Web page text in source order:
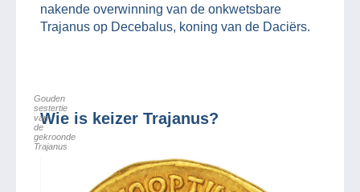
nakende overwinning van de onkwetsbare
Trajanus op Decebalus, koning van de Daciërs.
Wie is keizer Trajanus?
Gouden
sestertie
van
de
gekroonde
Trajanus